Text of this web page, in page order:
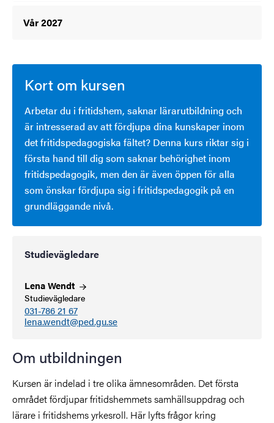
Vår 2027
Kort om kursen
Arbetar du i fritidshem, saknar lärarutbildning och
är intresserad av att fördjupa dina kunskaper inom
det fritidspedagogiska fältet? Denna kurs riktar sig i
första hand till dig som saknar behörighet inom
fritidspedagogik, men den är även öppen för alla
som önskar fördjupa sig i fritidspedagogik på en
grundläggande nivå.
Studievägledare
LenaWendt
Studievägledare
031-786 21 67
lena.wendt@ped.gu.se
Om utbildningen
Kursen är indelad i tre olika ämnesområden. Det första
området fördjupar fritidshemmets samhällsuppdrag och
lärare i fritidshems yrkesroll. Här lyfts frågor kring